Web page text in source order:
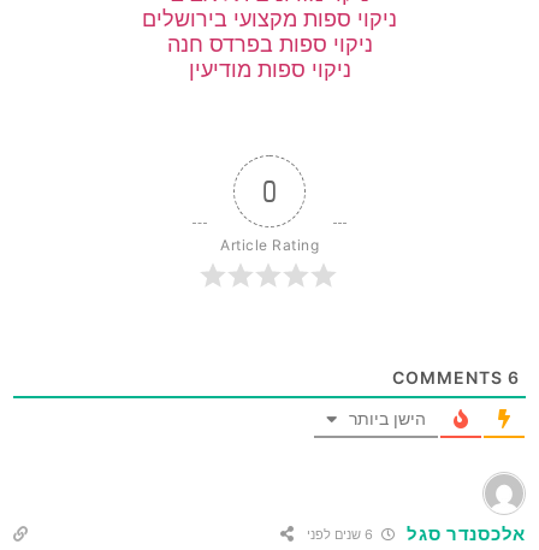
ניקוי ספות מקצועי בירושלים
ניקוי ספות בפרדס חנה
ניקוי ספות מודיעין
0
Article Rating
6
הישן ביותר
אלכסנדר סגל